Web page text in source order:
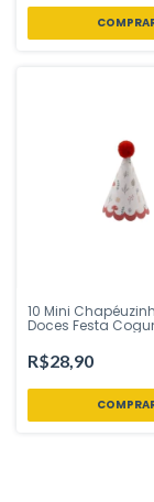
10 Mini
Doces Festa
Inspire Sua Festa
R$28,90